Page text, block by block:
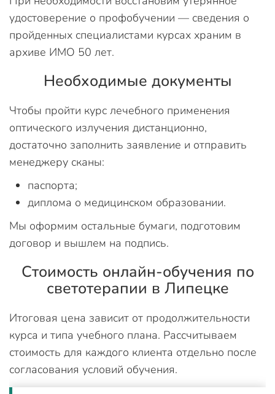
удостоверение о профобучении — сведения о
пройденных специалистами курсах храним в
архиве ИМО 50 лет.
Необходимые документы
Чтобы пройти курс лечебного применения
оптического излучения дистанционно,
достаточно заполнить заявление и отправить
менеджеру сканы:
паспорта;
диплома о медицинском образовании.
Мы оформим остальные бумаги, подготовим
договор и вышлем на подпись.
Стоимость онлайн-обучения по
светотерапии в Липецке
Итоговая цена зависит от продолжительности
курса и типа учебного плана. Рассчитываем
стоимость для каждого клиента отдельно после
согласования условий обучения.